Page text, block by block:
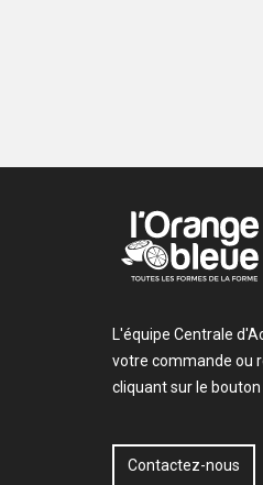
L'équipe Centrale
votre commande ou
cliquant sur le bouton
Contactez-nous